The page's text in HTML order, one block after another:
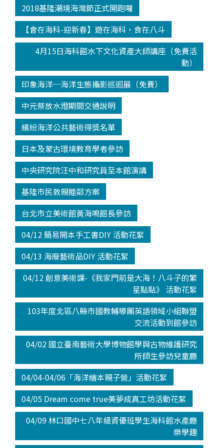
2018基隆潮境海灣節正式開跑囉
【會在海科-迎新春】遊在海科，食在八斗
4月15日海科館水下文化資產大師講座（免費活
動）
印象海洋─海洋生態攝影巡迴展（免費）
中元祭放水燈期間交通說明
繽紛海洋公共藝術得獎名單
日本及蒙古環境教育學者參訪
中央研究院汪中和研究員至本館演講
基隆市民敦親睦鄰方案
台北市立美術館黃海鳴館長參訪
04/12 簡易開本手工書DIY 活動花絮
04/13 海廢藝術品DIY 活動花絮
04/12 創意美術課-《我家門前是大海！八斗子的繁
星點點》 活動花絮
103年度北區八縣市國教輔導團英語領域小組聯盟
交流活動到館參訪
04/02 國立臺南藝術大學博物館學與古物維護研究
所師生參訪兒童廳
04/04-04/06「海洋繪本親子營」活動花絮
04/05 Dream come true美夢成真工坊活動花絮
04/09 林口國中七八年級資優班學生海科館水產廳
樂學趣